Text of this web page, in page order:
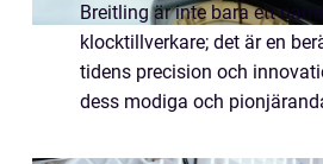
Breitling är inte bara ett
klocktillverkare; det är en
tidens precision och
dess modiga och